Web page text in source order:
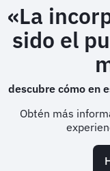
«La
sido el
descubre cómo en
Obtén más